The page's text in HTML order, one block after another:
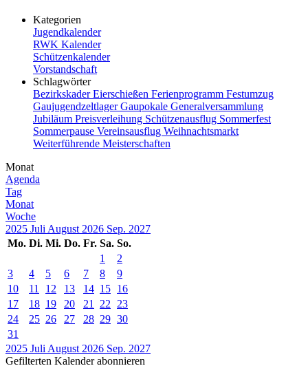
Kategorien
Jugendkalender
RWK Kalender
Schützenkalender
Vorstandschaft
Schlagwörter
BezirkskaderEierschießen Ferienprogramm Festumzug
GaujugendzeltlagerGaupokale Generalversammlung
Jubiläum Preisverleihung Schützenausflug Sommerfest
Sommerpause Vereinsausflug Weihnachtsmarkt
Weiterführende Meisterschaften
Monat
Agenda
Tag
Monat
Woche
2025 Juli August 2026 Sep. 2027
Mo. Di. Mi. Do. Fr. Sa. So.
1
2
3
4 5 6 7 8
9
10
11 12 13 14 15 16
17
18 19 20 21 22
23
24
25 26 27 28 29 30
31
2025 Juli August 2026 Sep. 2027
Gefilterten Kalender abonnieren